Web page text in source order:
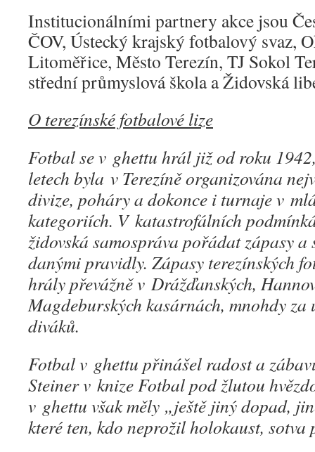
Institucionálními partnery akce jsou
ČOV, Ústecký krajský fotbalový svaz,
Litoměřice, Město Terezín, TJ Sokol
střední průmyslová škola a Židovská
O terezínské fotbalové lize
Fotbal se v ghettu hrál již od roku
letech byla v Terezíně organizována
divize, poháry a dokonce i turnaje v
kategoriích. V katastrofálních
židovská samospráva pořádat zápasy a
danými pravidly. Zápasy terezínských
hrály převážně v Drážďanských,
Magdeburských kasárnách, mnohdy
diváků.
Fotbal v ghettu přinášel radost a
Steiner v knizeFotbal pod žlutou
v ghettu však měly „ještě jiný dopad,
které ten, kdo neprožil holokaust, sotva